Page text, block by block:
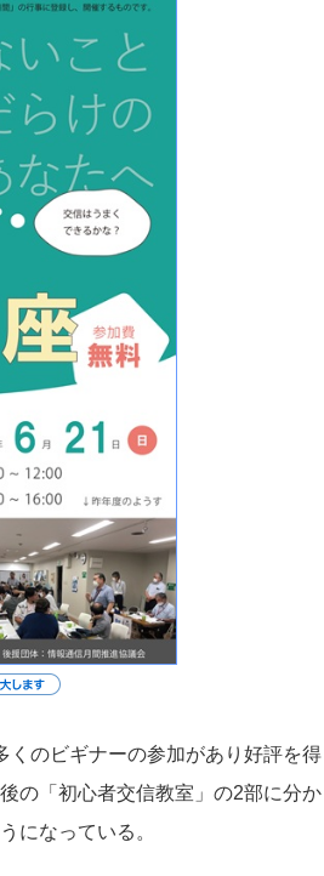
くのビギナーの参加があり好評を得
の「初心者交信教室」の2部に分か
になっている。